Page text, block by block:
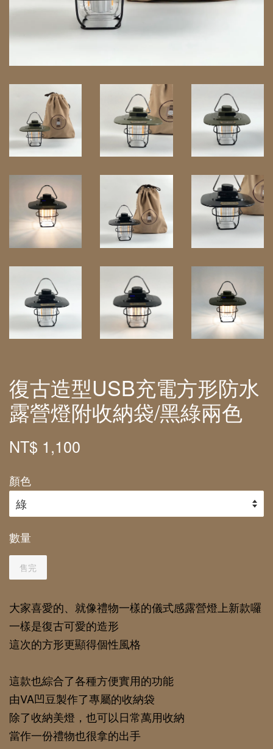
復古造型USB充電方形防水
露營燈附收納袋/黑綠兩色
NT$ 1,100
顏色
數量
售完
大家喜愛的、就像禮物一樣的儀式感露營燈上新款囉
一樣是復古可愛的造形
這次的方形更顯得個性風格
這款也綜合了各種方便實用的功能
由VA凹豆製作了專屬的收納袋
除了收納美燈，也可以日常萬用收納
當作一份禮物也很拿的出手